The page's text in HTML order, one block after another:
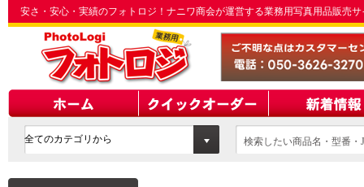
安さ・安心・実績のフォトロジ！ナニワ商会が運営する業務用写真用品販売
検索したい商品名・型番